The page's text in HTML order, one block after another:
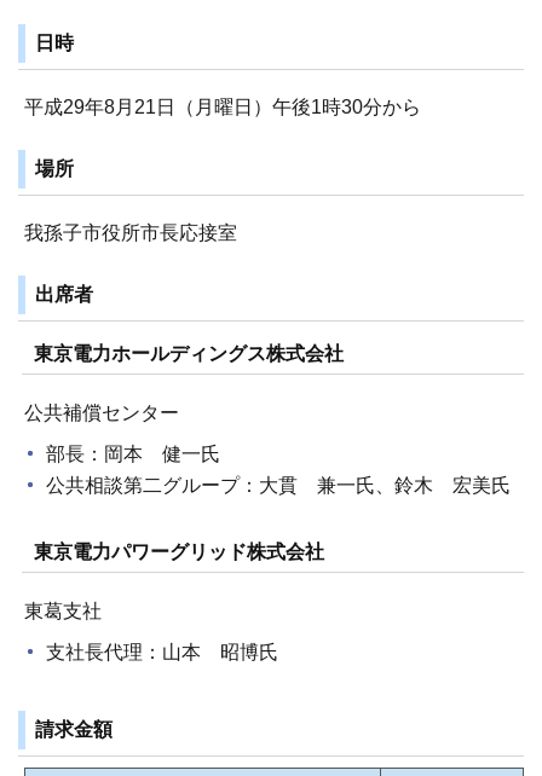
日時
平成29年8月21日（月曜日）午後1時30分から
場所
我孫子市役所市長応接室
出席者
東京電力ホールディングス株式会社
公共補償センター
部長：岡本 健一氏
公共相談第二グループ：大貫 兼一氏、鈴木 宏美氏
東京電力パワーグリッド株式会社
東葛支社
支社長代理：山本 昭博氏
請求金額